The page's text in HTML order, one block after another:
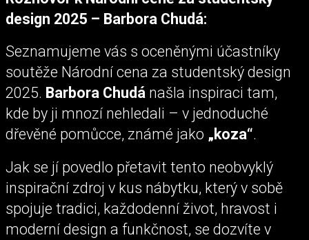
design 2025 – Barbora Chudá:
Seznamujeme vás s oceněnými účastníky
soutěže Národní cena za studentský design
2025. Barbora Chudá našla inspiraci tam,
kde by ji mnozí nehledali – v jednoduché
dřevěné pomůcce, známé jako „koza“.
Jak se jí povedlo přetavit tento neobvyklý
inspirační zdroj v kus nábytku, který v sobě
spojuje tradici, každodenní život, hravost i
moderní design a funkčnost, se dozvíte v